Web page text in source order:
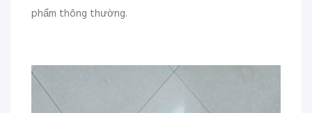
phẩm thông thường.